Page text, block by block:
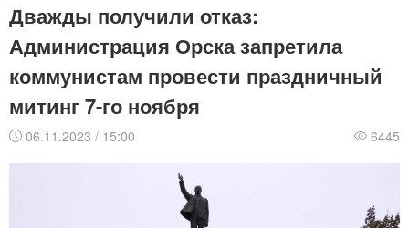
Дважды получили отказ:
Администрация Орска запретила
коммунистам провести праздничный
митинг 7-го ноября
06.11.2023 / 15:00 6445